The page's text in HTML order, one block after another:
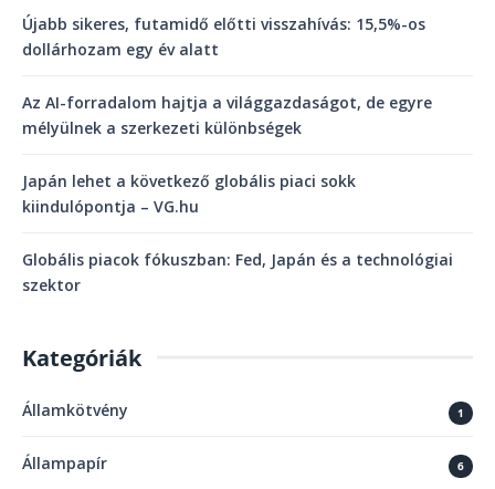
Újabb sikeres, futamidő előtti visszahívás: 15,5%-os
dollárhozam egy év alatt
Az AI-forradalom hajtja a világgazdaságot, de egyre
mélyülnek a szerkezeti különbségek
Japán lehet a következő globális piaci sokk
kiindulópontja – VG.hu
Globális piacok fókuszban: Fed, Japán és a technológiai
szektor
Kategóriák
Államkötvény 1
Állampapír 6